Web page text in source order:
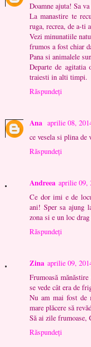
Doamne ajuta! Sa
La manastire te
ruga, recrea, de a-ti
Vezi minunatiile
frumos a fost chiar
Pana si animalele
Departe de
traiesti in alti timpi.
Răspundeți
Ana aprilie 08,
ce vesela si plina
Răspundeți
Andreea aprilie 09,
Ce dor imi e de
ani! Sper sa ajung
zona si e un loc
Răspundeți
Zina aprilie 09,
Frumoasă
se vede cât era de
Nu am mai fost de
mare plăcere să
Să ai zile frumoase,
Răspundeți